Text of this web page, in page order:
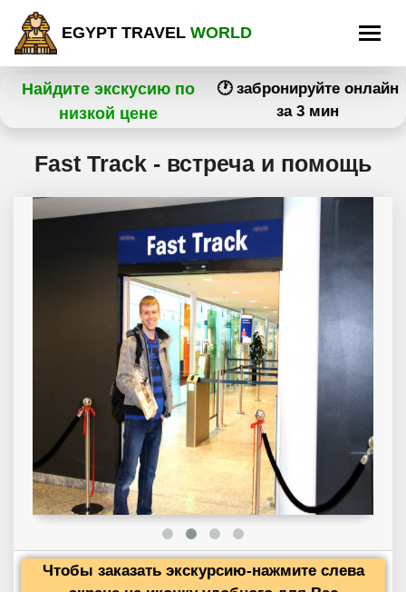
EGYPT TRAVEL WORLD
Найдите экскусию по
низкой цене
🕐 забронируйте онлайн
за 3 мин
Fast Track - встреча и помощь
Чтобы заказать экскурсию-нажмите слева